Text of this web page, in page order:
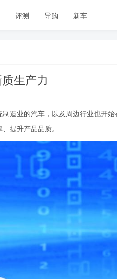
评测 导购 新车
生产力
制造业的汽车，以及周边行业也开始
提升产品品质。